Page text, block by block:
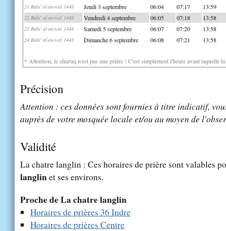
21 Rabi' al-awwal 1448 Jeudi 3 septembre 06:04 07:17 13:59
22 Rabi' al-awwal 1448 Vendredi 4 septembre 06:05 07:18 13:58
23 Rabi' al-awwal 1448 Samedi 5 septembre 06:07 07:20 13:58
24 Rabi' al-awwal 1448 Dimanche 6 septembre 06:08 07:21 13:58
* Attention, le shuruq n'est pas une prière ! C'est simplement l'heure avant laquelle
Précision
Attention : ces données sont fournies à titre indicatif,
auprès de votre mosquée locale et/ou au moyen de
Validité
La chatre langlin : Ces horaires de prière sont valables
langlinet ses environs.
Proche de La chatre langlin
Horaires de prières 36 Indre
Horaires de prières Centre